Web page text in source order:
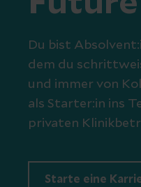
Du bist
dem du
und immer von
als Starter:in ins
privaten
Starte eine